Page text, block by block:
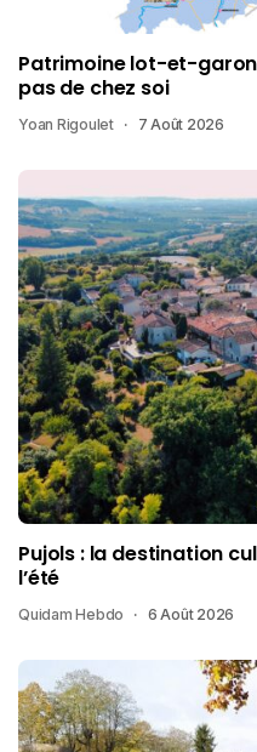
Patrimoine lot-et-
pas de chez soi
Yoan Rigoulet 7 Août 2026
Pujols : la destination
l’été
Quidam Hebdo 6 Août 2026